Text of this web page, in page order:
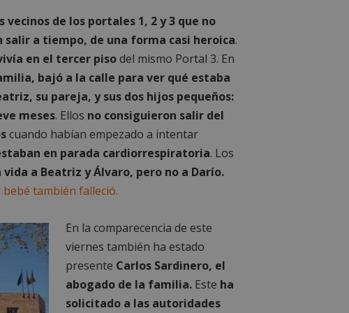
vecinos de los portales 1, 2 y 3 que no
salir a tiempo, de una forma casi heroica.
en el tercer pisodel mismo Portal 3. En
bajó a la calle para ver qué estaba
su pareja, y sus dos hijos pequeños:
meses. Ellos no consiguieron salir del
cuando habían empezado a intentar
en parada cardiorrespiratoria. Los
a Beatriz y Álvaro, pero no a Darío.
bebé también falleció.
En la comparecencia de este
viernes también ha estado
presente Carlos Sardinero, el
abogado de la familia. Este ha
solicitado a las autoridades
alcorconhoy.com
lenguaje PHP. Este es un identificador de propósito
general que se utiliza para mantener las variables
de sesión del usuario. Normalmente es un número
específico del sitio, pero un buen ejemplo es
usuario entre páginas.
Amazon.com
embed.bsky.app
1 semana
Para un soporte continuo de adherencia con casos
Chromium, estamos creando cookies de adherencia
adherencia basadas en la duración llamadas
AWSALBCORS (ALB).
Spotify Inc.
.spotify.com
23 horas 59
minutos
Requerido para garantizar la funcionalidad del
complemento Spotify integrado. Esto no da como
privacidad para su interacción con el sitio. Registra
relación con diversas políticas y configuraciones de
honradas en futuras sesiones.
Spotify Inc.
.spotify.com
1 año
Requerido para garantizar la funcionalidad del
resultado ninguna funcionalidad entre sitios.
Privacy Policy